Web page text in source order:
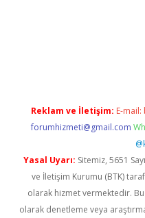
Reklam ve İletişim: E-mail:
forumhizmeti@gmail.com
Yasal Uyarı: Sitemiz, 5651
ve İletişim Kurumu (BTK)
olarak hizmet vermektedir.
olarak denetleme veya